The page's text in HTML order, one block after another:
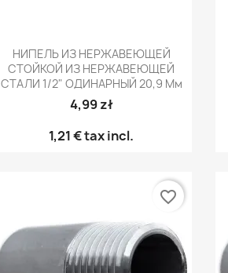
Быстрый просмотр
НИПЕЛЬ ИЗ НЕРЖАВЕЮЩЕЙ
СТОЙКОЙ ИЗ НЕРЖАВЕЮЩЕЙ
СТАЛИ 1/2" ОДИНАРНЫЙ 20,9 Мм
4,99 zł
1,21 €tax incl.
favorite_border